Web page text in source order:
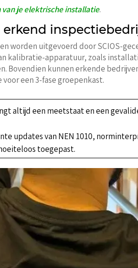
je elektrische installatie.
worden uitgevoerd door SCIOS-
kalibratie-apparatuur, zoals
kunnen erkende
een 3-fase groepenkast.
altijd een meetstaat en een
updates van NEN 1010,
toegepast.